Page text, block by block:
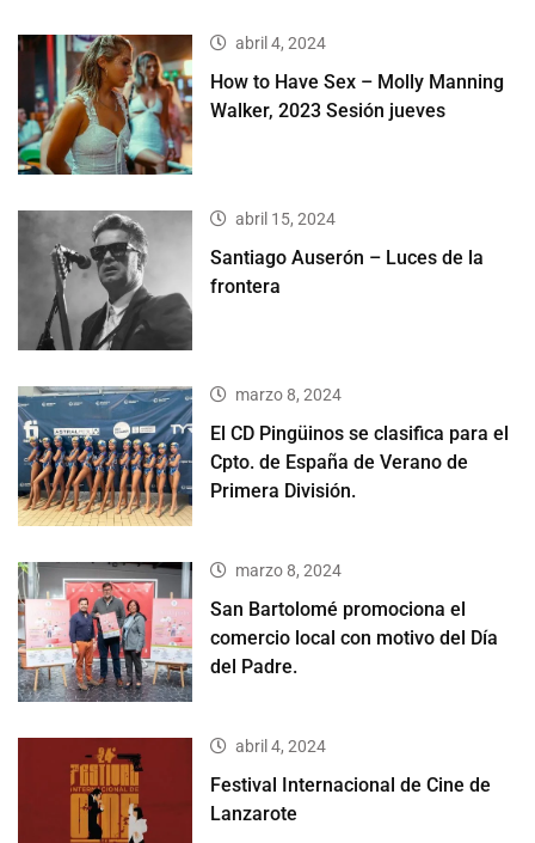
abril 4, 2024
How to Have Sex – Molly Manning
Walker, 2023 Sesión jueves
abril 15, 2024
Santiago Auserón – Luces de la
frontera
marzo 8, 2024
El CD Pingüinos se clasifica para el
Cpto. de España de Verano de
Primera División.
marzo 8, 2024
San Bartolomé promociona el
comercio local con motivo del Día
del Padre.
abril 4, 2024
Festival Internacional de Cine de
Lanzarote